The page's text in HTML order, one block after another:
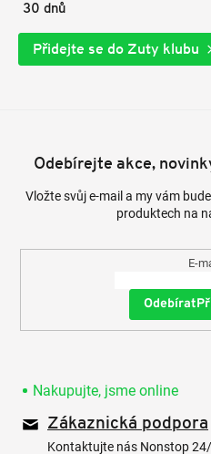
30 dnů
Přidejte se do Zuty klubu
Odebírejte akce,
Vložte svůj e-mail a my vám
produktech na
E-
Nakupujte, jsme online
Zákaznická podpora
Kontaktujte nás Nonstop